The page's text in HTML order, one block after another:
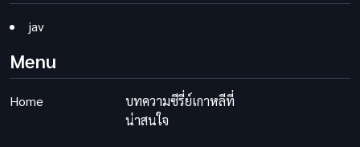
jav
Menu
Home
บทความซีรี่ย์เกาหลีที่
น่าสนใจ